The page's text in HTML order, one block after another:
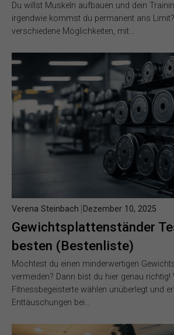
Du willst Muskeln aufbauen und dein
irgendwie kommst du permanent ans
verschiedene Möglichkeiten, mit…
Gewichtsplattenständer
besten (Bestenliste)
Verena Steinbach Dezember 10, 2025
Möchtest du einen minderwertigen
vermeiden? Dann bist du hier genau richtig!
Fitnessbegeisterte wählen unüberlegt und
Enttäuschungen bei…